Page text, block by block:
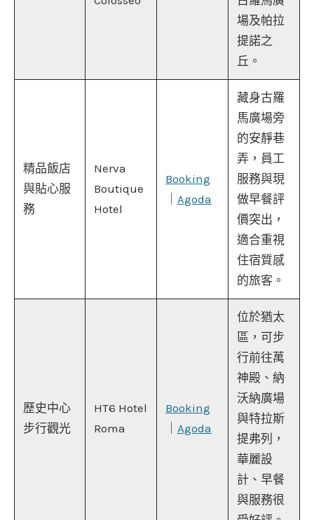
場及帕拉
提諾之
丘。
精品飯店
與貼心服
務
Nerva
Boutique
Hotel
Booking
Agoda
藏身古羅
馬廣場旁
的安靜巷
弄，員工
服務與現
做早餐評
價突出，
適合重視
住宿質感
的旅客。
歷史中心
步行觀光
HT6 Hotel
Roma
Booking
Agoda
位於猶太
區，可步
行前往萬
神殿、納
沃納廣場
與特拉斯
提弗列，
華麗設
計、早餐
與服務很